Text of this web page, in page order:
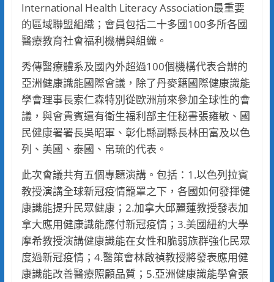
International Health Literacy Association最重要
的區域聯盟組織；會員包括二十多國100多所各國
醫療教育社會福利機構與組織。
秀傳醫療體系及國內外超過100個機構代表合辦的
亞洲健康識能國際會議，除了丹麥籍國際健康識能
學會理事長索仁森特別從歐洲前來參加全球性的會
議，與會貴賓還有衛生福利部主任秘書張雍敏、國
民健康署署長吳昭軍、彰化縣副縣長林田富及以色
列、美國、泰國、帛琉的代表。
此次會議共有五個專題演講。包括：1.以色列拉賓
教授演講全球新冠疫情籠罩之下，各國如何發揮健
康識能提升民眾健康；2.加拿大邱麗蓮教授發表加
拿大應用健康識能應付新冠疫情；3.美國紐約大學
摩希教授演講健康識能在女性和脆弱族群強化民眾
度過新冠疫情；4.醫策會林啟禎教授將發表應用健
康識能改善醫療照顧品質；5.亞洲健康識能學會張